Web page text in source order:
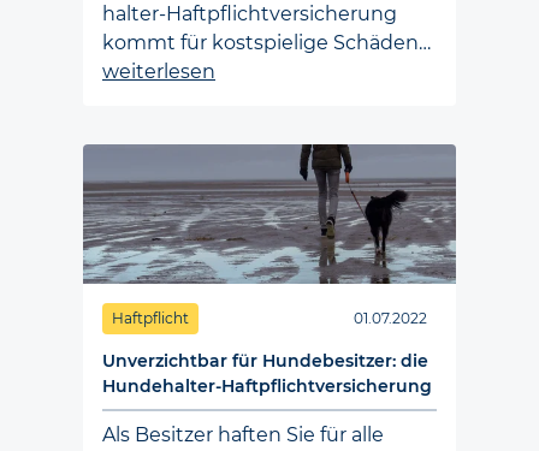
halter-Haft­pflicht­versicherung
kommt für kost­spielige Schäden…
weiterlesen
Loading...
Haftpflicht 01.07.2022
Unverzichtbar für Hundebesitzer: die
Hundehalter-Haftpflichtversicherung
Als Besitzer haften Sie für alle